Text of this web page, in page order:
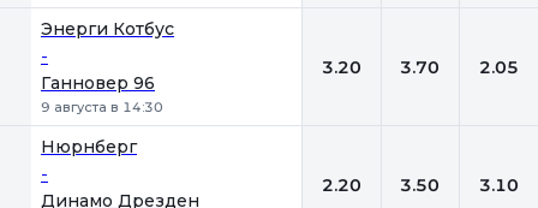
Энерги Котбус
-
Ганновер 96
9 августа в 14:30
3.20 3.70 2.05
Нюрнберг
-
Динамо Дрезден
2.20 3.50 3.10